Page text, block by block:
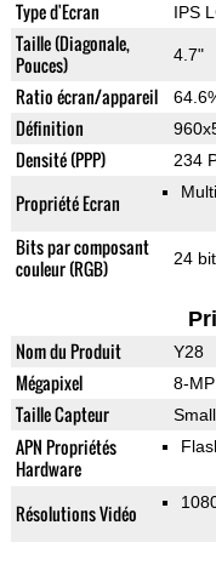
Type d'Ecran IPS
Taille (Diagonale,
Pouces)
4.7"
Ratio écran/appareil
Définition
Densité (PPP) 234
Propriété Ecran
Bits par composant
couleur (RGB)
24 bit
Nom du Produit Y28
Mégapixel 8-MP
Taille Capteur Small
APN Propriétés
Hardware
Résolutions Vidéo